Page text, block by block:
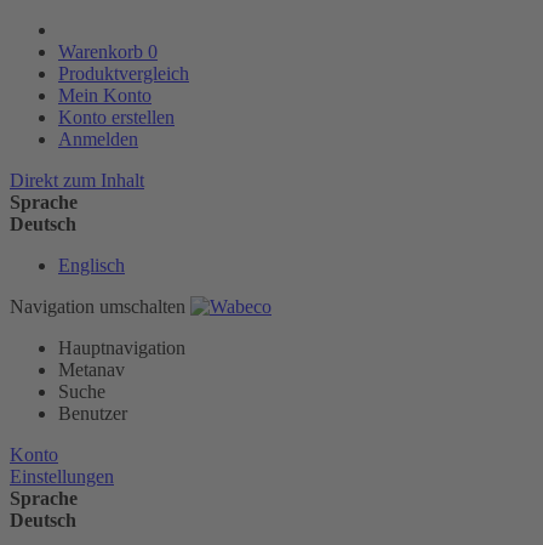
Warenkorb 0
Produktvergleich
Mein Konto
Konto erstellen
Anmelden
Direkt zum Inhalt
Sprache
Deutsch
Englisch
Navigation umschalten
Hauptnavigation
Metanav
Suche
Benutzer
Konto
Einstellungen
Sprache
Deutsch